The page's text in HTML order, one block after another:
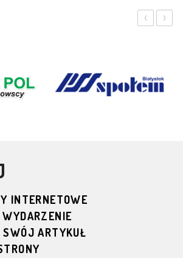
‹ ›
INTERNETOWE
WYDARZENIE
SWÓJ ARTYKUŁ